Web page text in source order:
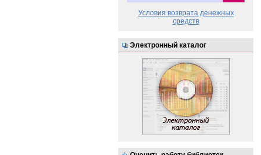
Условия возврата денежных
средств
Электронный каталог